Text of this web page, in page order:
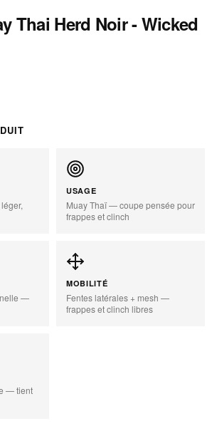
Thai Herd Noir - Wicked
USAGE
Muay Thaï — coupe pensée pour
frappes et clinch
—
MOBILITÉ
Fentes latérales + mesh —
frappes et clinch libres
— tient